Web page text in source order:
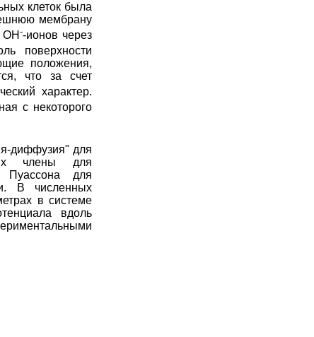
клеток была
мембрану
ОН--ионов через
поверхности
положения,
что за счет
характер.
с некоторого
диффузия" для
члены для
Пуассона для
В численных
в системе
вдоль